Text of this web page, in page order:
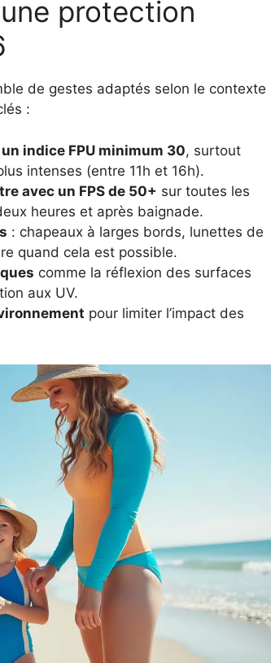
protection
de gestes adaptés selon le contexte
:
indice FPU minimum 30, surtout
intenses (entre 11h et 16h).
avec un FPS de 50+ sur toutes les
heures et après baignade.
: chapeaux à larges bords, lunettes de
quand cela est possible.
comme la réflexion des surfaces
aux UV.
pour limiter l’impact des